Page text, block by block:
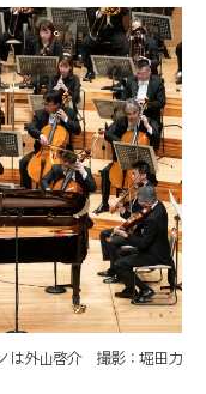
は外山啓介 撮影：堀田力